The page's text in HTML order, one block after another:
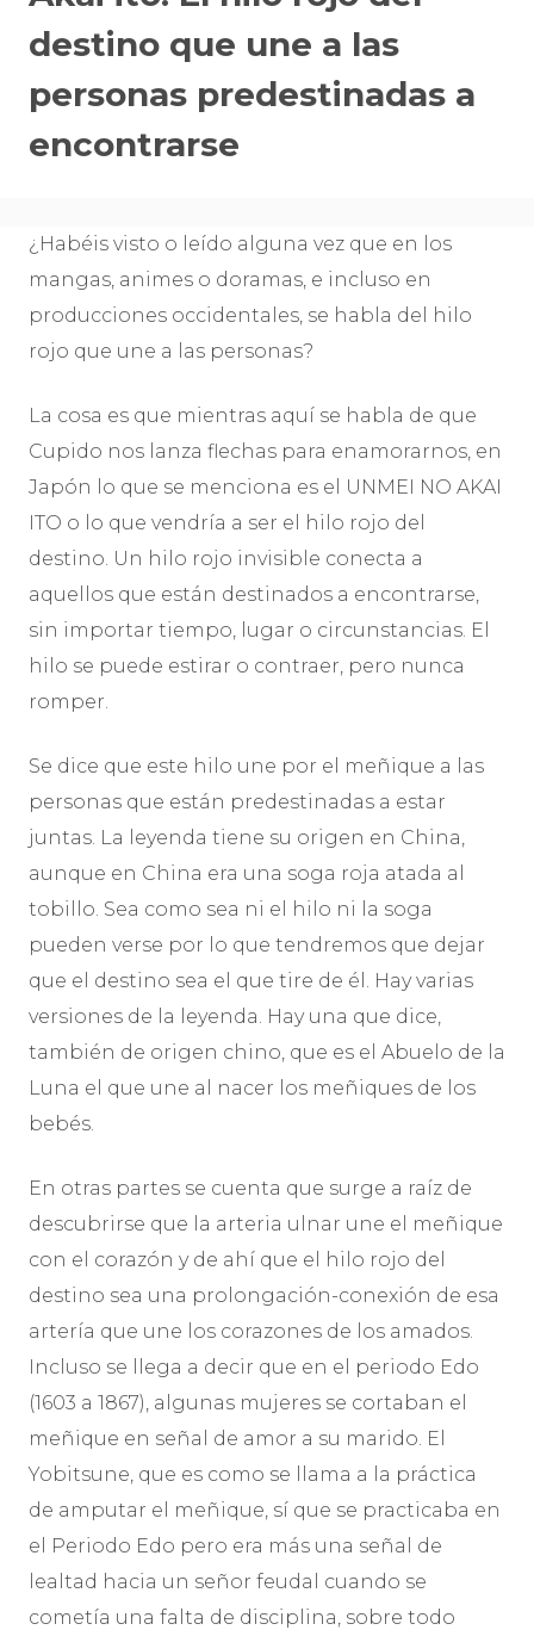
destino que une a las
personas predestinadas a
encontrarse
¿Habéis visto o leído alguna vez que en los
mangas, animes o doramas, e incluso en
producciones occidentales, se habla del hilo
rojo que une a las personas?
La cosa es que mientras aquí se habla de que
Cupido nos lanza flechas para enamorarnos, en
Japón lo que se menciona es el UNMEI NO AKAI
ITO o lo que vendría a ser el hilo rojo del
destino. Un hilo rojo invisible conecta a
aquellos que están destinados a encontrarse,
sin importar tiempo, lugar o circunstancias. El
hilo se puede estirar o contraer, pero nunca
romper.
Se dice que este hilo une por el meñique a las
personas que están predestinadas a estar
juntas. La leyenda tiene su origen en China,
aunque en China era una soga roja atada al
tobillo. Sea como sea ni el hilo ni la soga
pueden verse por lo que tendremos que dejar
que el destino sea el que tire de él. Hay varias
versiones de la leyenda. Hay una que dice,
también de origen chino, que es el Abuelo de la
Luna el que une al nacer los meñiques de los
bebés.
En otras partes se cuenta que surge a raíz de
descubrirse que la arteria ulnar une el meñique
con el corazón y de ahí­ que el hilo rojo del
destino sea una prolongación-conexión de esa
arterí­a que une los corazones de los amados.
Incluso se llega a decir que en el periodo Edo
(1603 a 1867), algunas mujeres se cortaban el
meñique en señal de amor a su marido. El
Yobitsune, que es como se llama a la práctica
de amputar el meñique, sí­ que se practicaba en
el Periodo Edo pero era más una señal de
lealtad hacia un señor feudal cuando se
cometí­a una falta de disciplina, sobre todo